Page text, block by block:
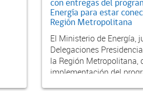
con entregas del
Energía para estar
Región Metropolitana
El Ministerio de Energía,
Delegaciones
la Región Metropolitana,
implementación del